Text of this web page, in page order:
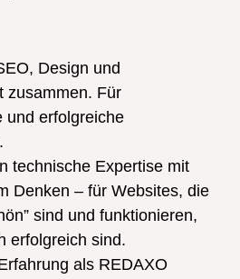
Design und
zusammen. Für
und erfolgreiche
technische Expertise mit
Denken – für Websites, die
sind und funktionieren,
erfolgreich sind.
als REDAXO